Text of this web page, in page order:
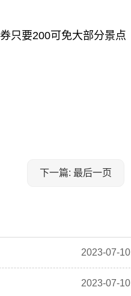
只要200可免大部分景点
下一篇: 最后一页
2023-07-10
2023-07-10